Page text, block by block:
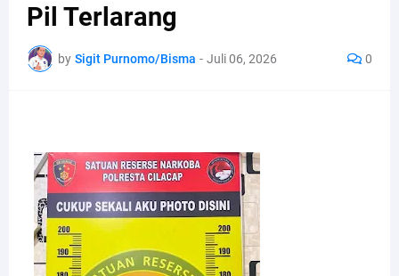
Pil Terlarang
by Sigit Purnomo/Bisma - Juli 06, 2026 0